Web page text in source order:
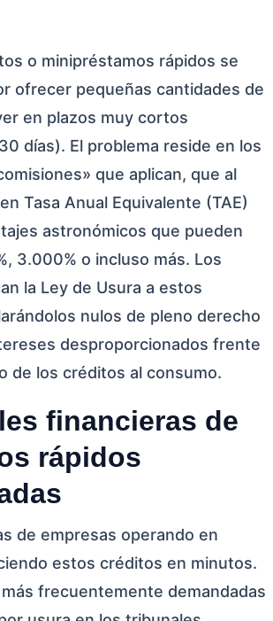
o minipréstamos rápidos se
ofrecer pequeñas cantidades de
en plazos muy cortos
días). El problema reside en los
que aplican, que al
Tasa Anual Equivalente (TAE)
astronómicos que pueden
3.000% o incluso más. Los
la Ley de Usura a estos
nulos de pleno derecho
desproporcionados frente
de los créditos al consumo.
financieras de
rápidos
de empresas operando en
estos créditos en minutos.
frecuentemente demandadas